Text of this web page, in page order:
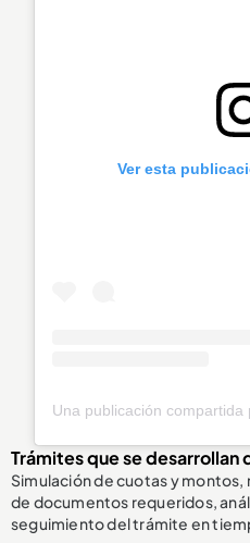
Ver esta
Trámites que se desarrollan
Simulación de cuotas y
de documentos requeridos,
seguimiento del trámite en